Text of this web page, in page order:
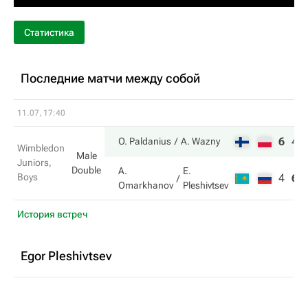
Статистика
Последние матчи между собой
11.07, 17:40
Wimbledon
Juniors,
Boys
Male
Double
O. Paldanius A. Wazny 6 4
A.
Omarkhanov
E.
Pleshivtsev
4 6
История встреч
Egor Pleshivtsev